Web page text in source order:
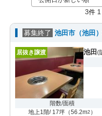
3件 1
募集終了 池田市（池田
居抜き譲渡 池田 (
階数/面積
地上1階/ 17坪 （56.2m2 ）